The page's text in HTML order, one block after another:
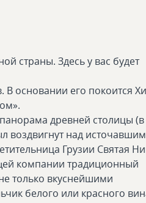
страны. Здесь у вас будет
основании его покоится
древней столицы (в
воздвигнут над источавшим
Грузии Святая
компании традиционный
только вкуснейшими
белого или красного